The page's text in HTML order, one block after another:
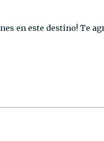
en este destino!⁣ Te